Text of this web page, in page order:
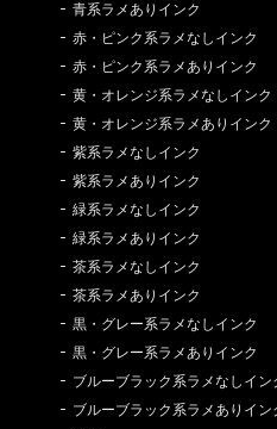
青系ラメありインク
赤・ピンク系ラメなしインク
赤・ピンク系ラメありインク
黄・オレンジ系ラメなしインク
黄・オレンジ系ラメありインク
紫系ラメなしインク
紫系ラメありインク
緑系ラメなしインク
緑系ラメありインク
茶系ラメなしインク
茶系ラメありインク
黒・グレー系ラメなしインク
黒・グレー系ラメありインク
ブルーブラック系ラメなしイン
ブルーブラック系ラメありイン